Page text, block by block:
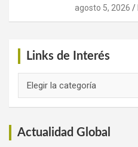
agosto 5, 2026
Links de Interés
Actualidad Global